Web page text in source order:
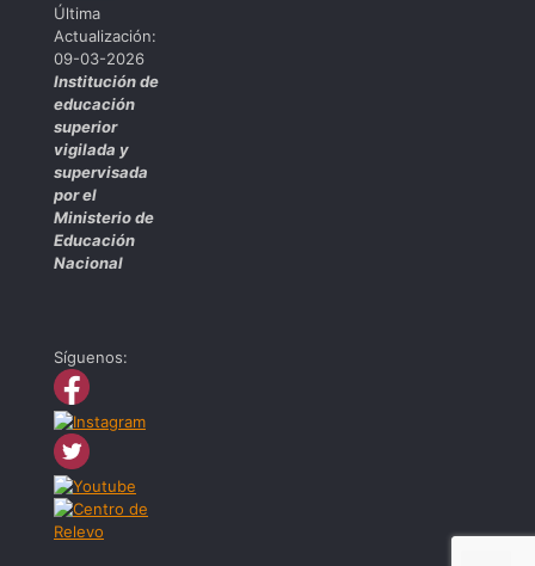
Última
Actualización:
09-03-2026
Institución de
educación
superior
vigilada y
supervisada
por el
Ministerio de
Educación
Nacional
Síguenos: